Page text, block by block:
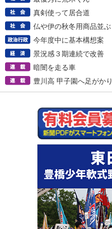
真剣使って居合道
仏や伊の秋冬用商品並ぶ
今年度中に基本構想案
景況感３期連続で改善
暗闇を走る車
豊川高 甲子園へ足がかり